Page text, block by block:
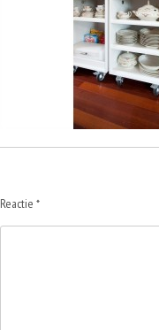
Reactie *